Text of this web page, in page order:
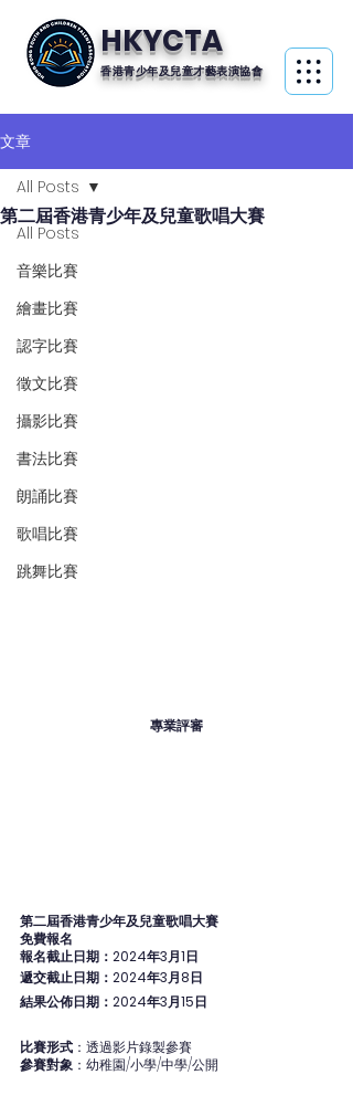
HKYCTA
香港青少年及兒童才藝表演協會
文章
All Posts
音樂比賽
繪畫比賽
認字比賽
徵文比賽
攝影比賽
書法比賽
朗誦比賽
歌唱比賽
跳舞比賽
All Posts
第二屆香港青少年及兒童歌唱大賽
專業評審
第二屆香港青少年及兒童歌唱大賽
免費報名
報名截止日期：2024年3月1日
遞交截止日期：2024年3月8日
結果公佈日期：2024年3月15日
比賽形式 ：透過影片錄製參賽
參賽對象 ：幼稚園/小學/中學/公開